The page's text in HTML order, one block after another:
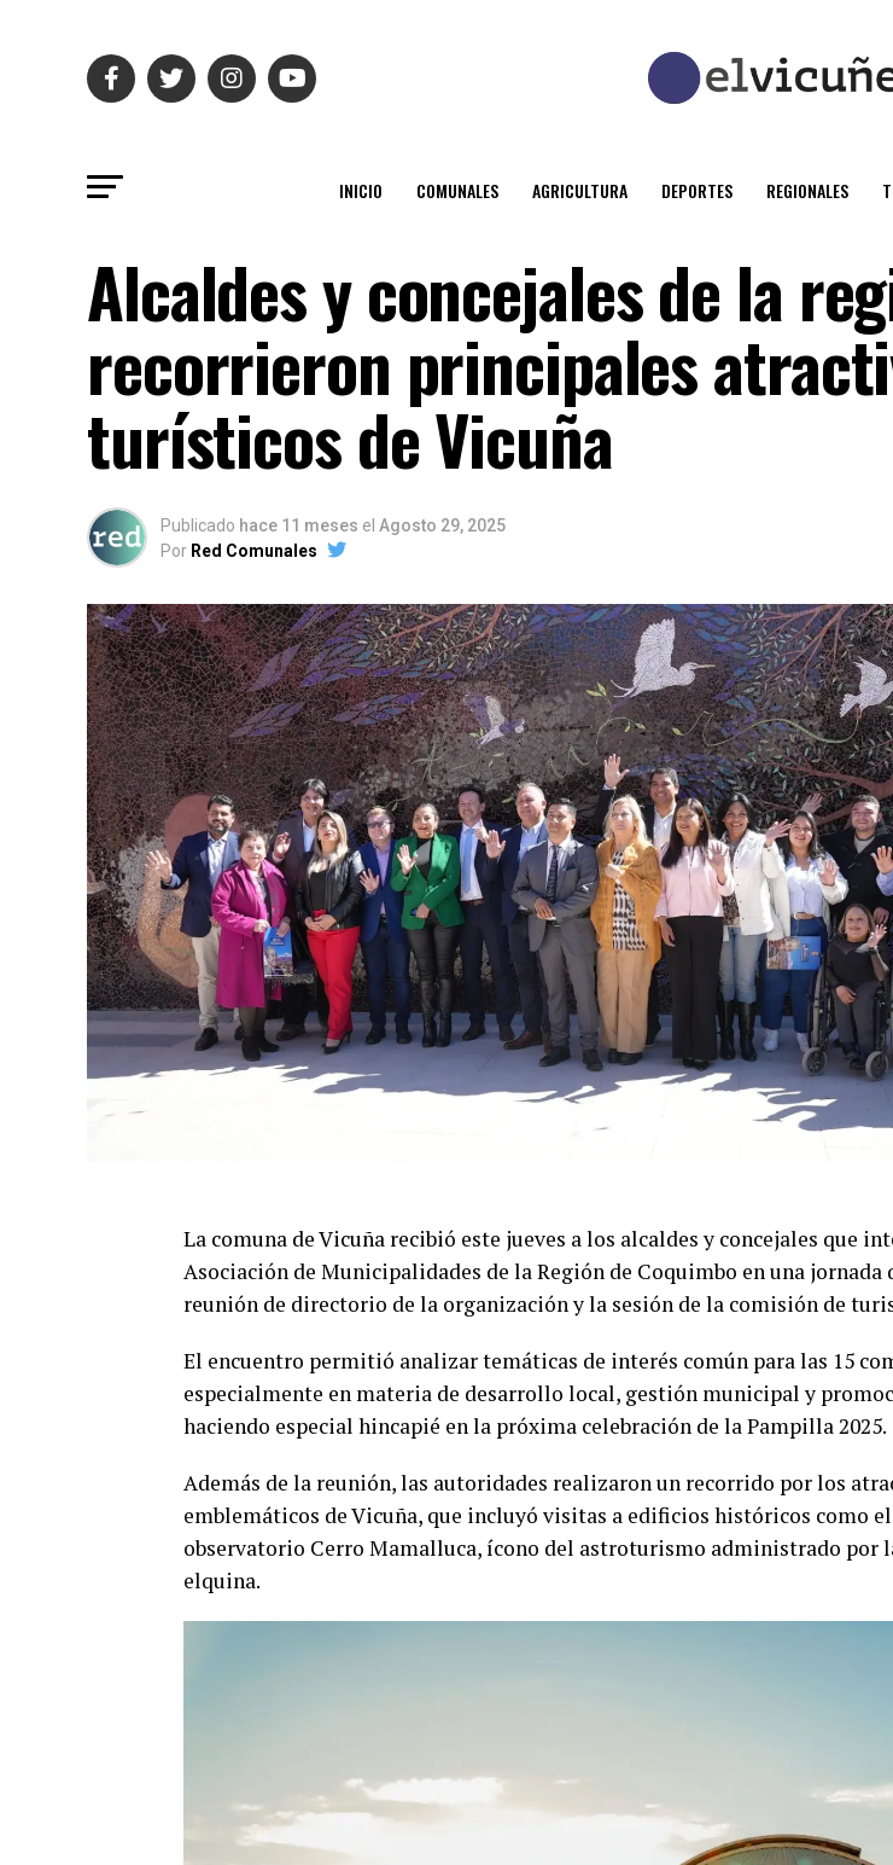
INICIO COMUNALES AGRICULTURA DEPORTES REGIONALES
Alcaldes y concejales de la
recorrieron principales
turísticos de Vicuña
Publicado hace 11 meses el Agosto 29, 2025
Por Red Comunales
La comuna de Vicuña recibió este jueves a los alcaldes y concejales que
Asociación de Municipalidades de la Región de Coquimbo en una jornada
reunión de directorio de la organización y la sesión de la comisión de
El encuentro permitió analizar temáticas de interés común para las 15
especialmente en materia de desarrollo local, gestión municipal y
haciendo especial hincapié en la próxima celebración de la Pampilla 2025.
Además de la reunión, las autoridades realizaron un recorrido por los
emblemáticos de Vicuña, que incluyó visitas a edificios históricos como
observatorio Cerro Mamalluca, ícono del astroturismo administrado por
elquina.